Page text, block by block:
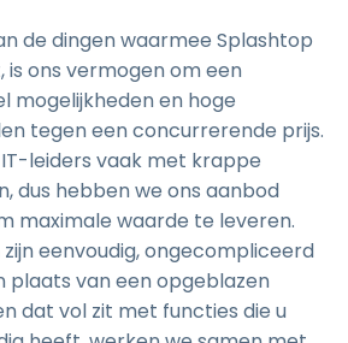
de dingen waarmee Splashtop
is ons vermogen om een
mogelijkheden en hoge
tegen een concurrerende prijs.
leiders vaak met krappe
dus hebben we ons aanbod
maximale waarde te leveren.
eenvoudig, ongecompliceerd
plaats van een opgeblazen
dat vol zit met functies die u